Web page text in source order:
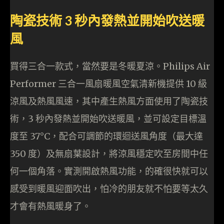
陶瓷技術 3 秒內發熱並開始吹送暖
風
買得三合一款式，當然要是冬暖夏涼。Philips Air
Performer 三合一風扇暖風空氣清新機提供 10 級
涼風及熱風風速，其中產生熱風方面使用了陶瓷技
術，3 秒內發熱並開始吹送暖風，並可設定目標溫
度至 37°C，配合可調節的環迴送風角度（最大達
350 度）及無扇葉設計，將涼風穩定吹至房間中任
何一個角落。實測開啟熱風功能，的確很快就可以
感受到暖風迎面吹出，怕冷的朋友就不怕要等太久
才會有熱風暖身了。